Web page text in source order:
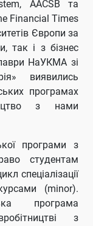
AACSB та
Financial Times
Європи за
так і з бізнес
НаУКМА зі
виявились
програмах
з нами
програми з
студентам
спеціалізації
(minor).
програма
з